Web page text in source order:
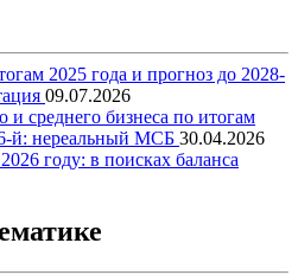
2025 года и прогноз до 2028-
09.07.2026
среднего бизнеса по итогам
й: нереальный МСБ 30.04.2026
году: в поисках баланса